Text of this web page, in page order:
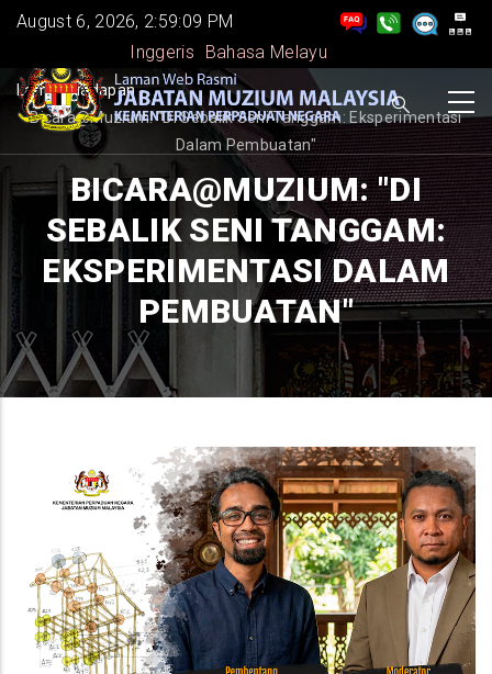
Skip
main
content
August 6, 2026, 2:59:10 PM
Inggeris
Bahasa Melayu
BREADCRUMB
Laman Hadapan -
Bicara@Muzium: "Di Sebalik Seni Tanggam: Eksperimentasi
Dalam Pembuatan"
BICARA@MUZIUM: "DI
SEBALIK SENI TANGGAM:
EKSPERIMENTASI DALAM
PEMBUATAN"